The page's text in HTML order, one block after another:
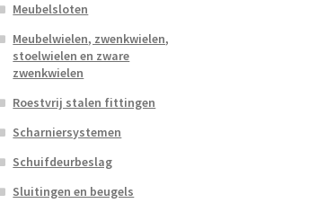
Meubelsloten
Meubelwielen, zwenkwielen,
stoelwielen en zware
zwenkwielen
Roestvrij stalen fittingen
Scharniersystemen
Schuifdeurbeslag
Sluitingen en beugels